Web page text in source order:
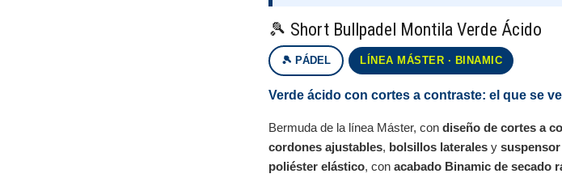
🎾 Short Bullpadel Montila Verde Ácido
🎾 PÁDEL LÍNEA MÁSTER · BINAMIC
Verde ácido con cortes a contraste: el que se
Bermuda de la línea Máster, con diseño de cortes a
cordones ajustables, bolsillos laterales y
poliéster elástico, con acabado Binamic de secado